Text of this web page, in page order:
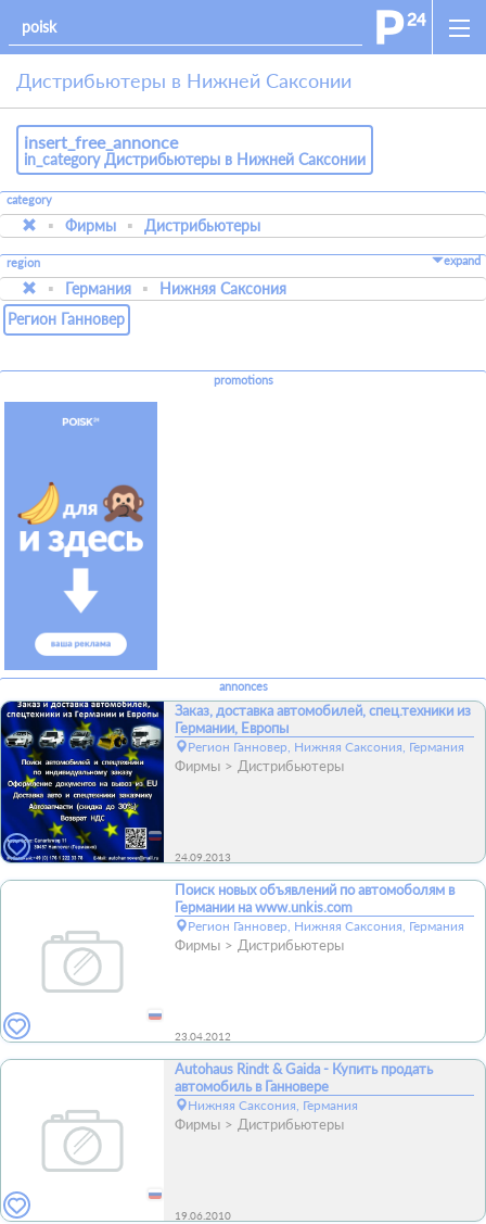
Дистрибьютеры в Нижней Саксонии
insert_free_annonce
in_category Дистрибьютеры в Нижней Саксонии
category
Фирмы Дистрибьютеры
region expand
Германия
Нижняя Саксония
Регион Ганновер
promotions
annonces
Заказ, доставка автомобилей, спец.техники из
Германии, Европы
Регион Ганновер, Нижняя Саксония, Германия
Фирмы Дистрибьютеры
24.09.2013
Поиск новых объявлений по автомоболям в
Германии на www.unkis.com
Регион Ганновер, Нижняя Саксония, Германия
Фирмы Дистрибьютеры
23.04.2012
Autohaus Rindt & Gaida - Купить продать
автомобиль в Ганновере
Нижняя Саксония, Германия
Фирмы Дистрибьютеры
19.06.2010